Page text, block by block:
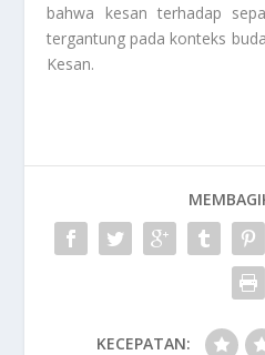
bahwa kesan terhadap
tergantung pada konteks
Kesan.
KECEPATAN: